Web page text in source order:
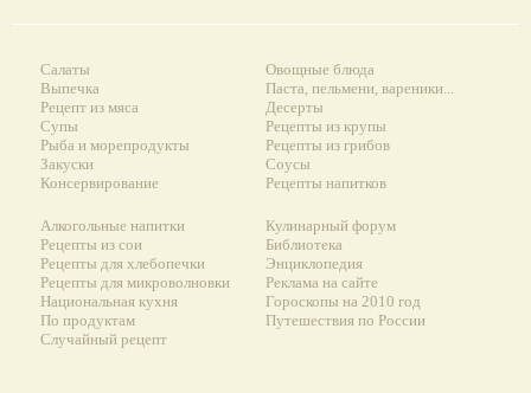
Салаты
Выпечка
Рецепт из мяса
Супы
Рыба и морепродукты
Закуски
Консервирование
Овощные блюда
Паста, пельмени, вареники...
Десерты
Рецепты из крупы
Рецепты из грибов
Соусы
Рецепты напитков
Алкогольные напитки
Рецепты из сои
Рецепты для хлебопечки
Рецепты для микроволновки
Национальная кухня
По продуктам
Случайный рецепт
Кулинарный форум
Библиотека
Энциклопедия
Реклама на сайте
Гороскопы на 2010 год
Путешествия по России